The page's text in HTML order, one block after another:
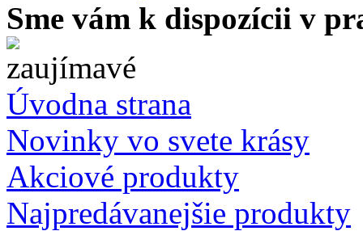
Sme vám k dispozícii v
Úvodna strana
Novinky vo svete krásy
Akciové produkty
Najpredávanejšie produkty